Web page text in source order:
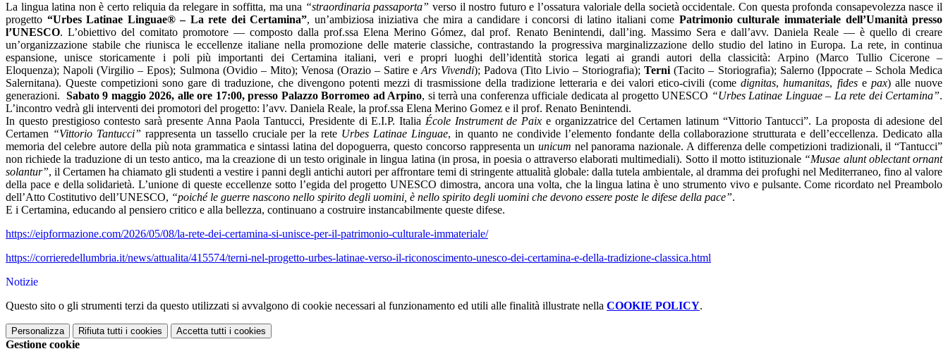
La lingua latina non è certo reliquia da relegare in soffitta, ma una “straordinaria passaporta” verso il nostro futuro e l’ossatura valoriale della società occidentale. Con questa profonda consapevolezza nasce il
progetto “Urbes Latinae Linguae® – La rete dei Certamina”, un’ambiziosa iniziativa che mira a candidare i concorsi di latino italiani come Patrimonio culturale immateriale dell’Umanità presso
l’UNESCO. L’obiettivo del comitato promotore — composto dalla prof.ssa Elena Merino Gómez, dal prof. Renato Benintendi, dall’ing. Massimo Sera e dall’avv. Daniela Reale — è quello di creare
un’organizzazione stabile che riunisca le eccellenze italiane nella promozione delle materie classiche, contrastando la progressiva marginalizzazione dello studio del latino in Europa. La rete, in continua
espansione, unisce storicamente i poli più importanti dei Certamina italiani, veri e propri luoghi dell’identità storica legati ai grandi autori della classicità:
Arpino (Marco Tullio Cicerone –
Eloquenza); Napoli (Virgilio – Epos); Sulmona (Ovidio – Mito); Venosa (Orazio – Satire eArs Vivendi); Padova (Tito Livio – Storiografia); Terni (Tacito – Storiografia); Salerno (Ippocrate – Schola Medica
Salernitana). Queste competizioni sono gare di traduzione, che divengono potenti mezzi di trasmissione della tradizione letteraria e dei valori etico-civili (come dignitas, humanitas, fides e pax) alle nuove
generazioni. Sabato 9 maggio 2026, alle ore 17:00, presso Palazzo Borromeo ad Arpino, si terrà una conferenza ufficiale dedicata al progetto UNESCO “Urbes Latinae Linguae – La rete dei Certamina”.
L’incontro vedrà gli interventi dei promotori del progetto: l’avv. Daniela Reale, la prof.ssa Elena Merino Gomez e il prof. Renato Benintendi.
In questo prestigioso contesto sarà presente Anna Paola Tantucci, Presidente di E.I.P. Italia École Instrument de Paix e organizzatrice del Certamen latinum “Vittorio Tantucci”. La proposta di adesione del
Certamen “Vittorio Tantucci” rappresenta un tassello cruciale per la rete Urbes Latinae Linguae, in quanto ne condivide l’elemento fondante della collaborazione strutturata e dell’eccellenza. Dedicato alla
memoria del celebre autore della più nota grammatica e sintassi latina del dopoguerra, questo concorso rappresenta un unicum nel panorama nazionale. A differenza delle competizioni tradizionali, il “Tantucci”
non richiede la traduzione di un testo antico, ma la creazione di un testo originale in lingua latina (in prosa, in poesia o attraverso elaborati multimediali). Sotto il motto istituzionale “Musae alunt oblectant ornant
solantur”, il Certamen ha chiamato gli studenti a vestire i panni degli antichi autori per affrontare temi di stringente attualità globale: dalla tutela ambientale, al dramma dei profughi nel Mediterraneo, fino al valore
della pace e della solidarietà. L’unione di queste eccellenze sotto l’egida del progetto UNESCO dimostra, ancora una volta, che la lingua latina è uno strumento vivo e pulsante. Come ricordato nel Preambolo
dell’Atto Costitutivo dell’UNESCO, “poiché le guerre nascono nello spirito degli uomini, è nello spirito degli uomini che devono essere poste le difese della pace”.
E i Certamina, educando al pensiero critico e alla bellezza, continuano a costruire instancabilmente queste difese.
https://eipformazione.com/2026/05/08/la-rete-dei-certamina-si-unisce-per-il-patrimonio-culturale-immateriale/
https://corrieredellumbria.it/news/attualita/415574/terni-nel-progetto-urbes-latinae-verso-il-riconoscimento-unesco-dei-certamina-e-della-tradizione-classica.html
Notizie
Questo sito o gli strumenti terzi da questo utilizzati si avvalgono di cookie necessari al funzionamento ed utili alle finalità illustrate nella COOKIE POLICY.
Personalizza Rifiuta tutti i cookies Accetta tutti i cookies
Gestione cookie